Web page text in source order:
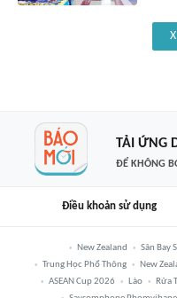
TẢI ỨNG
ĐỂ KHÔNG
Điều khoản sử dụng
New Zealand Sân Bay
Trung Học Phổ Thông
New
ASEAN Cup 2026
Lào Rửa